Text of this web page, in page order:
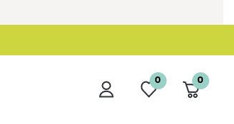
0 0